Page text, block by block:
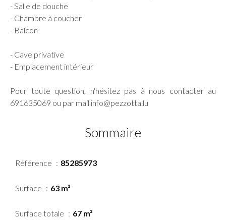
- Salle de douche
- Chambre à coucher
- Balcon
- Cave privative
- Emplacement intérieur
Pour toute question, n'hésitez pas à nous contacter au
691635069 ou par mail info@pezzotta.lu
Sommaire
Référence 85285973
Surface 63 m²
Surface totale 67 m²